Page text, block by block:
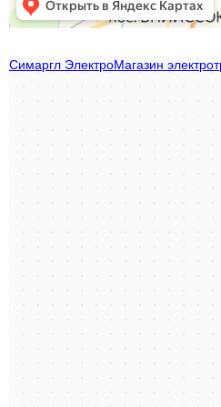
Simargl Elektro